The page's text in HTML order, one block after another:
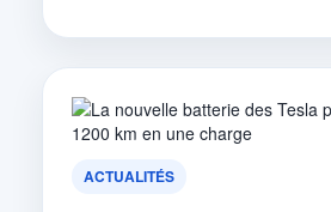
ACTUALITÉS